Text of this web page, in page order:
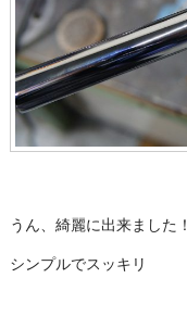
うん、綺麗に出来ました！
シンプルでスッキリ